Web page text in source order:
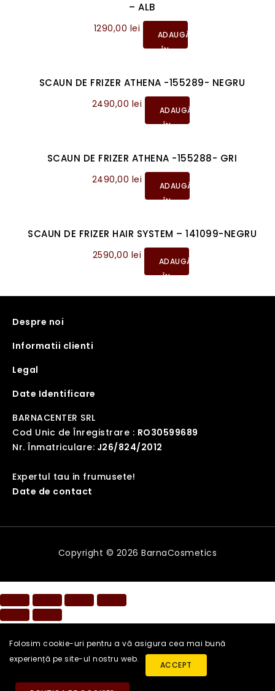
– ALB
1290,00 lei
ADAUGĂ
ÎN
SCAUN DE FRIZER ATHENA -155289- NEGRU
2490,00 lei
ADAUGĂ
ÎN
SCAUN DE FRIZER ATHENA -155288- GRI
2490,00 lei
ADAUGĂ
ÎN
SCAUN DE FRIZER HAIR SYSTEM – 141099-NEGRU
2590,00 lei
ADAUGĂ
ÎN
Despre noi
Informatii clienti
Legal
Date Identificare
BARNACENTER SRL
Cod Unic de Înregistrare : RO30599689
Nr. Înmatriculare: J26/824/2012
Expertul tau in frumusete!
Date de contact
Copyright © 2026 BarnaCosmetics
Folosim cookie-uri pentru a vă asigura cea mai bună
experiență pe site-ul nostru web.
ACCEPT